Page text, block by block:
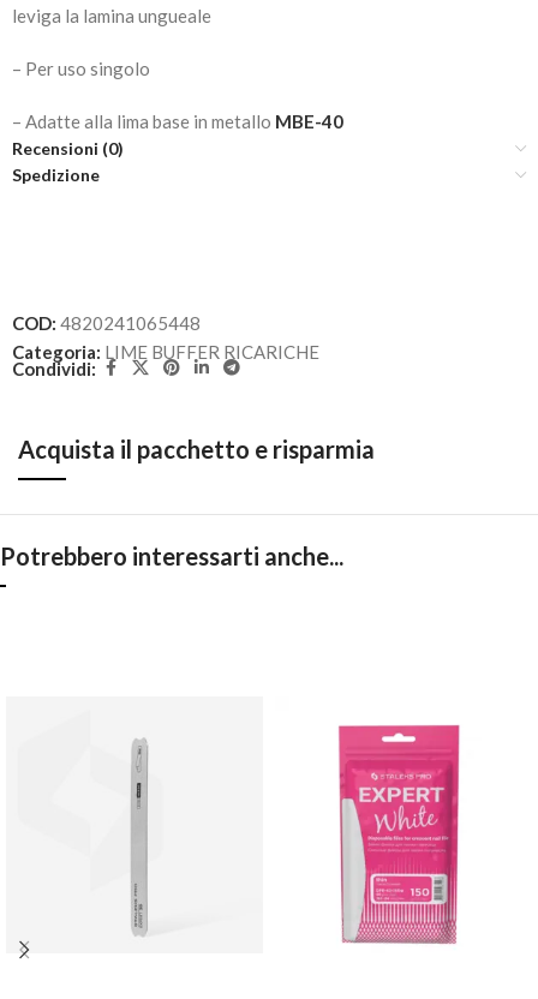
leviga la lamina ungueale
– Per uso singolo
– Adatte alla lima base in metallo MBE-40
Recensioni (0)
Spedizione
COD: 4820241065448
Categoria: LIME BUFFER RICARICHE
Condividi:
Acquista il pacchetto e risparmia
Potrebbero interessarti anche...